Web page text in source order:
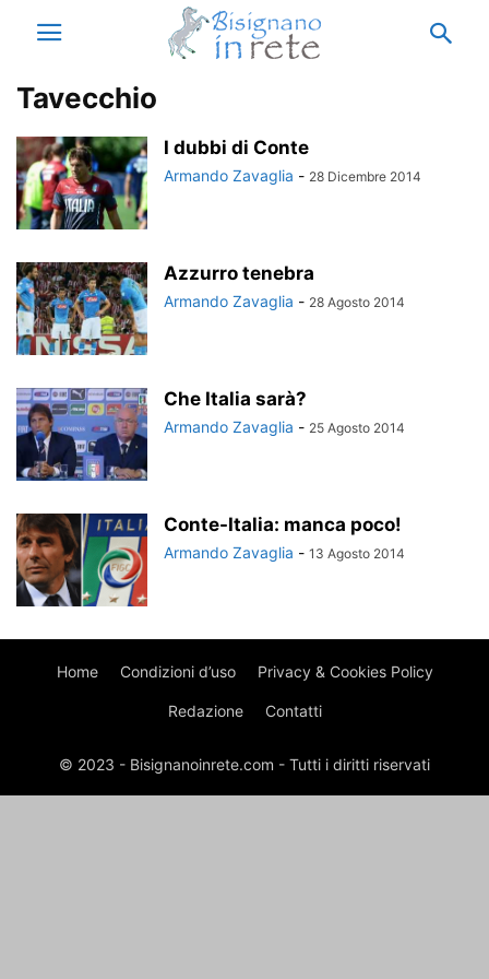
Tavecchio
I dubbi di Conte
Armando Zavaglia - 28 Dicembre 2014
Azzurro tenebra
Armando Zavaglia - 28 Agosto 2014
Che Italia sarà?
Armando Zavaglia - 25 Agosto 2014
Conte-Italia: manca poco!
Armando Zavaglia - 13 Agosto 2014
Home Condizioni d’uso Privacy & Cookies Policy
Redazione Contatti
© 2023 - Bisignanoinrete.com - Tutti i diritti riservati